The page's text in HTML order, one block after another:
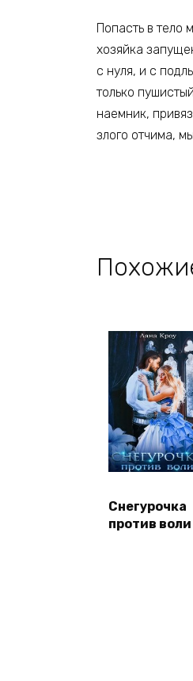
Попасть в тело
хозяйка
с нуля, и с
только
наемник,
злого отчима,
Снегурочка
против воли